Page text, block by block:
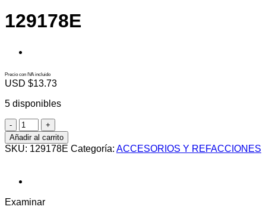
129178E
Precio con IVA incluido
USD $13.73
5 disponibles
129178E
cantidad
Añadir al carrito
SKU: 129178E Categoría: ACCESORIOS Y REFACCIONES
Examinar